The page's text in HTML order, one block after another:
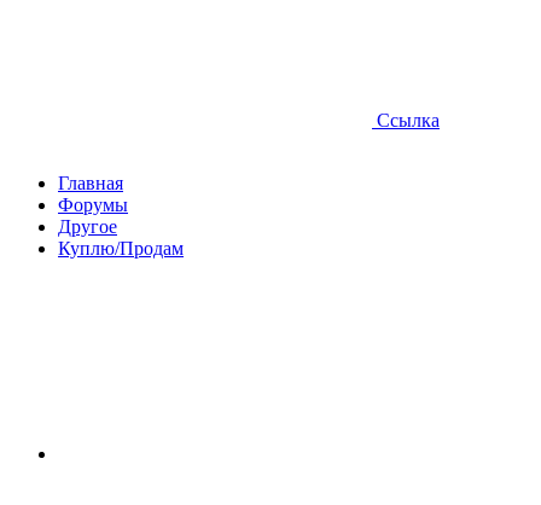
Ссылка
Главная
Форумы
Другое
Куплю/Продам